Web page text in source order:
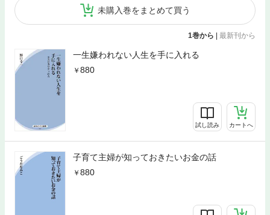
未購入巻をまとめて買う
1巻から | 最新刊から
一生嫌われない人生を手に入れる
880
試し読み カートへ
子育て主婦が知っておきたいお金の話
880